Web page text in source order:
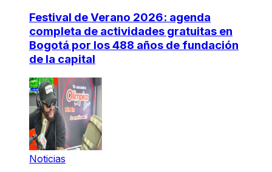
Festival de Verano 2026: agenda
completa de actividades gratuitas en
Bogotá por los 488 años de fundación
de la capital
Noticias